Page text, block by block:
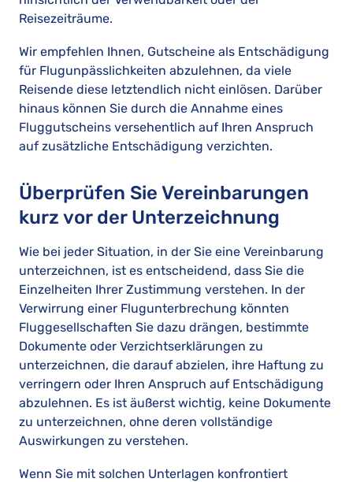
Reisezeiträume.
Wir empfehlen Ihnen, Gutscheine als Entschädigung
für Flugunpässlichkeiten abzulehnen, da viele
Reisende diese letztendlich nicht einlösen. Darüber
hinaus können Sie durch die Annahme eines
Fluggutscheins versehentlich auf Ihren Anspruch
auf zusätzliche Entschädigung verzichten.
Überprüfen Sie Vereinbarungen
kurz vor der Unterzeichnung
Wie bei jeder Situation, in der Sie eine Vereinbarung
unterzeichnen, ist es entscheidend, dass Sie die
Einzelheiten Ihrer Zustimmung verstehen. In der
Verwirrung einer Flugunterbrechung könnten
Fluggesellschaften Sie dazu drängen, bestimmte
Dokumente oder Verzichtserklärungen zu
unterzeichnen, die darauf abzielen, ihre Haftung zu
verringern oder Ihren Anspruch auf Entschädigung
abzulehnen. Es ist äußerst wichtig, keine Dokumente
zu unterzeichnen, ohne deren vollständige
Auswirkungen zu verstehen.
Wenn Sie mit solchen Unterlagen konfrontiert